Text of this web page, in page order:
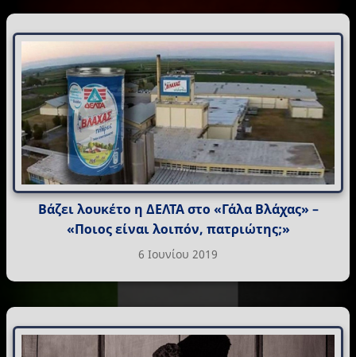
Βάζει λουκέτο η ΔΕΛΤΑ στο «Γάλα Βλάχας» –
«Ποιος είναι λοιπόν, πατριώτης;»
6 Ιουνίου 2019